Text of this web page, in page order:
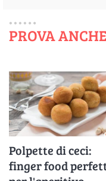
PROVA
Polpette di ceci:
finger food